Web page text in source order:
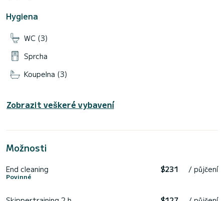
Hygiena
WC (3)
Sprcha
Koupelna (3)
Zobrazit veškeré vybavení
Možnosti
End cleaning
Povinné
$231 / půjčení